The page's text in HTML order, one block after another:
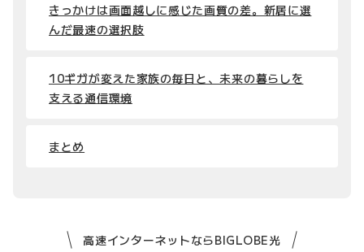
きっかけは画面越しに感じた画質の差。新居に選
んだ最速の選択肢
10ギガが変えた家族の毎日と、未来の暮らしを
支える通信環境
まとめ
高速インターネットならBIGLOBE光